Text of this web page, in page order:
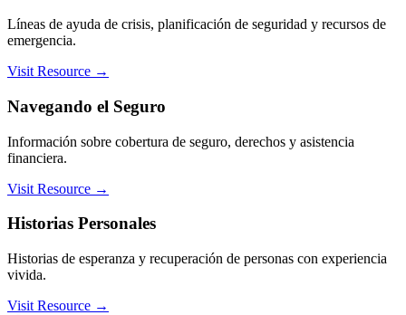
Líneas de ayuda de crisis, planificación de seguridad y recursos de
emergencia.
Visit Resource →
Navegando el Seguro
Información sobre cobertura de seguro, derechos y asistencia
financiera.
Visit Resource →
Historias Personales
Historias de esperanza y recuperación de personas con experiencia
vivida.
Visit Resource →